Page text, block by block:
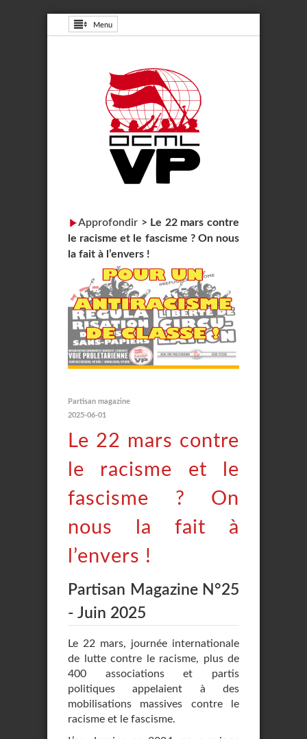
Menu
Approfondir > Le 22 mars contre
le racisme et le fascisme ? On nous
la fait à l’envers !
Partisan magazine
2025-06-01
Le 22 mars contre
le racisme et le
fascisme ? On
nous la fait à
l’envers !
Partisan Magazine N°25
- Juin 2025
Le 22 mars, journée internationale
de lutte contre le racisme, plus de
400 associations et partis
politiques appelaient à des
mobilisations massives contre le
racisme et le fascisme.